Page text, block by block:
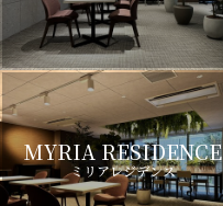
MYRIA RESIDENCE
ミリアレジデンス